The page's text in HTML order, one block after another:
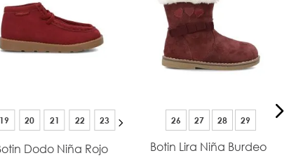
19 20 21 22 23
Dodo Niña Rojo
26 27 28 29
Botin Lira Niña Burdeo